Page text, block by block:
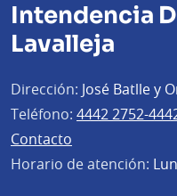
Intendencia
Lavalleja
Dirección: José Batlle y
Teléfono: 4442 2752-
Contacto
Horario de atención: